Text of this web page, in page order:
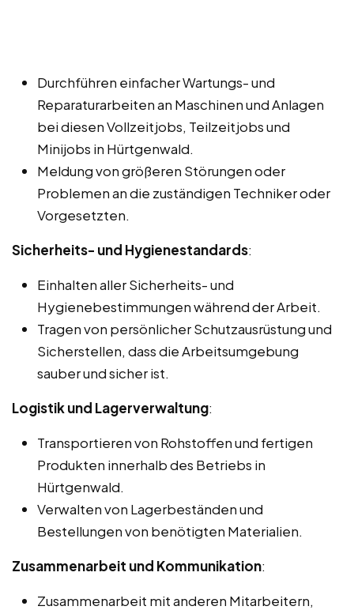
Durchführen einfacher Wartungs- und
Reparaturarbeiten an Maschinen und Anlagen
bei diesen Vollzeitjobs, Teilzeitjobs und
Minijobs in Hürtgenwald.
Meldung von größeren Störungen oder
Problemen an die zuständigen Techniker oder
Vorgesetzten.
Sicherheits- und Hygienestandards:
Einhalten aller Sicherheits- und
Hygienebestimmungen während der Arbeit.
Tragen von persönlicher Schutzausrüstung und
Sicherstellen, dass die Arbeitsumgebung
sauber und sicher ist.
Logistik und Lagerverwaltung:
Transportieren von Rohstoffen und fertigen
Produkten innerhalb des Betriebs in
Hürtgenwald.
Verwalten von Lagerbeständen und
Bestellungen von benötigten Materialien.
Zusammenarbeit und Kommunikation:
Zusammenarbeit mit anderen Mitarbeitern,